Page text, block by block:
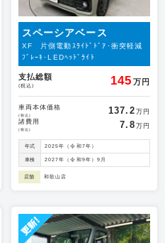
スペーシアベース
XF 片側電動ｽﾗｲﾄﾞﾄﾞｱ･衝突軽減
ﾌﾞﾚｰｷ･LEDﾍｯﾄﾞﾗｲﾄ
支払総額
(税込) 145 万円
車両本体価格
(税込) 137.2 万円
諸費用
(税込) 7.8 万円
年式 2025年（令和7年）
車検 2027年（令和9年）9月
店舗 和歌山店